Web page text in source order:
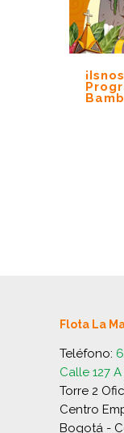
Flota La
Teléfono:
Calle 127
Torre 2
Centro
Bogotá -